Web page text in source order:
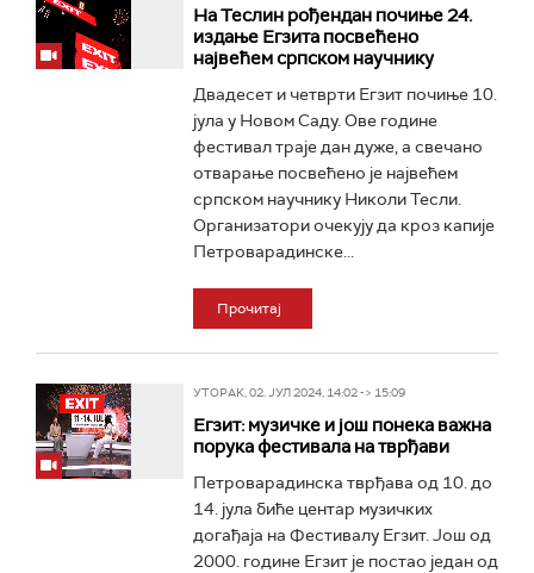
На Теслин рођендан почиње 24.
издање Егзита посвећено
највећем српском научнику
Двадесет и четврти Егзит почиње 10.
јула у Новом Саду. Ове године
фестивал траје дан дуже, а свечано
отварање посвећено је највећем
српском научнику Николи Тесли.
Организатори очекују да кроз капије
Петроварадинске...
Прочитај
УТОРАК, 02. ЈУЛ 2024, 14:02 -> 15:09
Егзит: музичке и још понека важна
порука фестивала на тврђави
Петроварадинска тврђава од 10. до
14. јула биће центар музичких
догађаја на Фестивалу Егзит. Још од
2000. године Егзит је постао један од